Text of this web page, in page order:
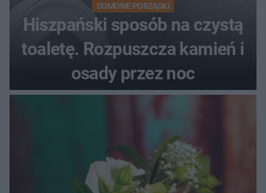
DOMOWE PORZĄDKI
Hiszpański sposób na czystą
toaletę. Rozpuszcza kamień i
osady przez noc